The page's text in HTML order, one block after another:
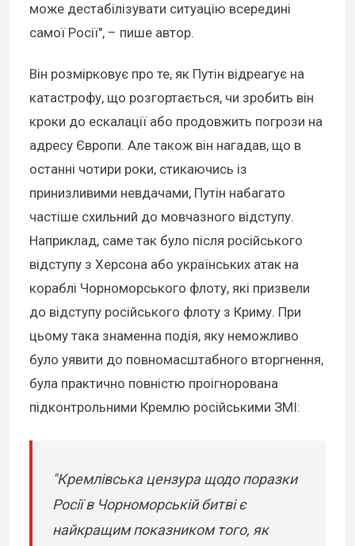
може дестабілізувати ситуацію всередині
самої Росії", – пише автор.
Він розмірковує про те, як Путін відреагує на
катастрофу, що розгортається, чи зробить він
кроки до ескалації або продовжить погрози на
адресу Європи. Але також він нагадав, що в
останні чотири роки, стикаючись із
принизливими невдачами, Путін набагато
частіше схильний до мовчазного відступу.
Наприклад, саме так було після російського
відступу з Херсона або українських атак на
кораблі Чорноморського флоту, які призвели
до відступу російського флоту з Криму. При
цьому така знаменна подія, яку неможливо
було уявити до повномасштабного вторгнення,
була практично повністю проігнорована
підконтрольними Кремлю російськими ЗМІ:
"Кремлівська цензура щодо поразки
Росії в Чорноморській битві є
найкращим показником того, як